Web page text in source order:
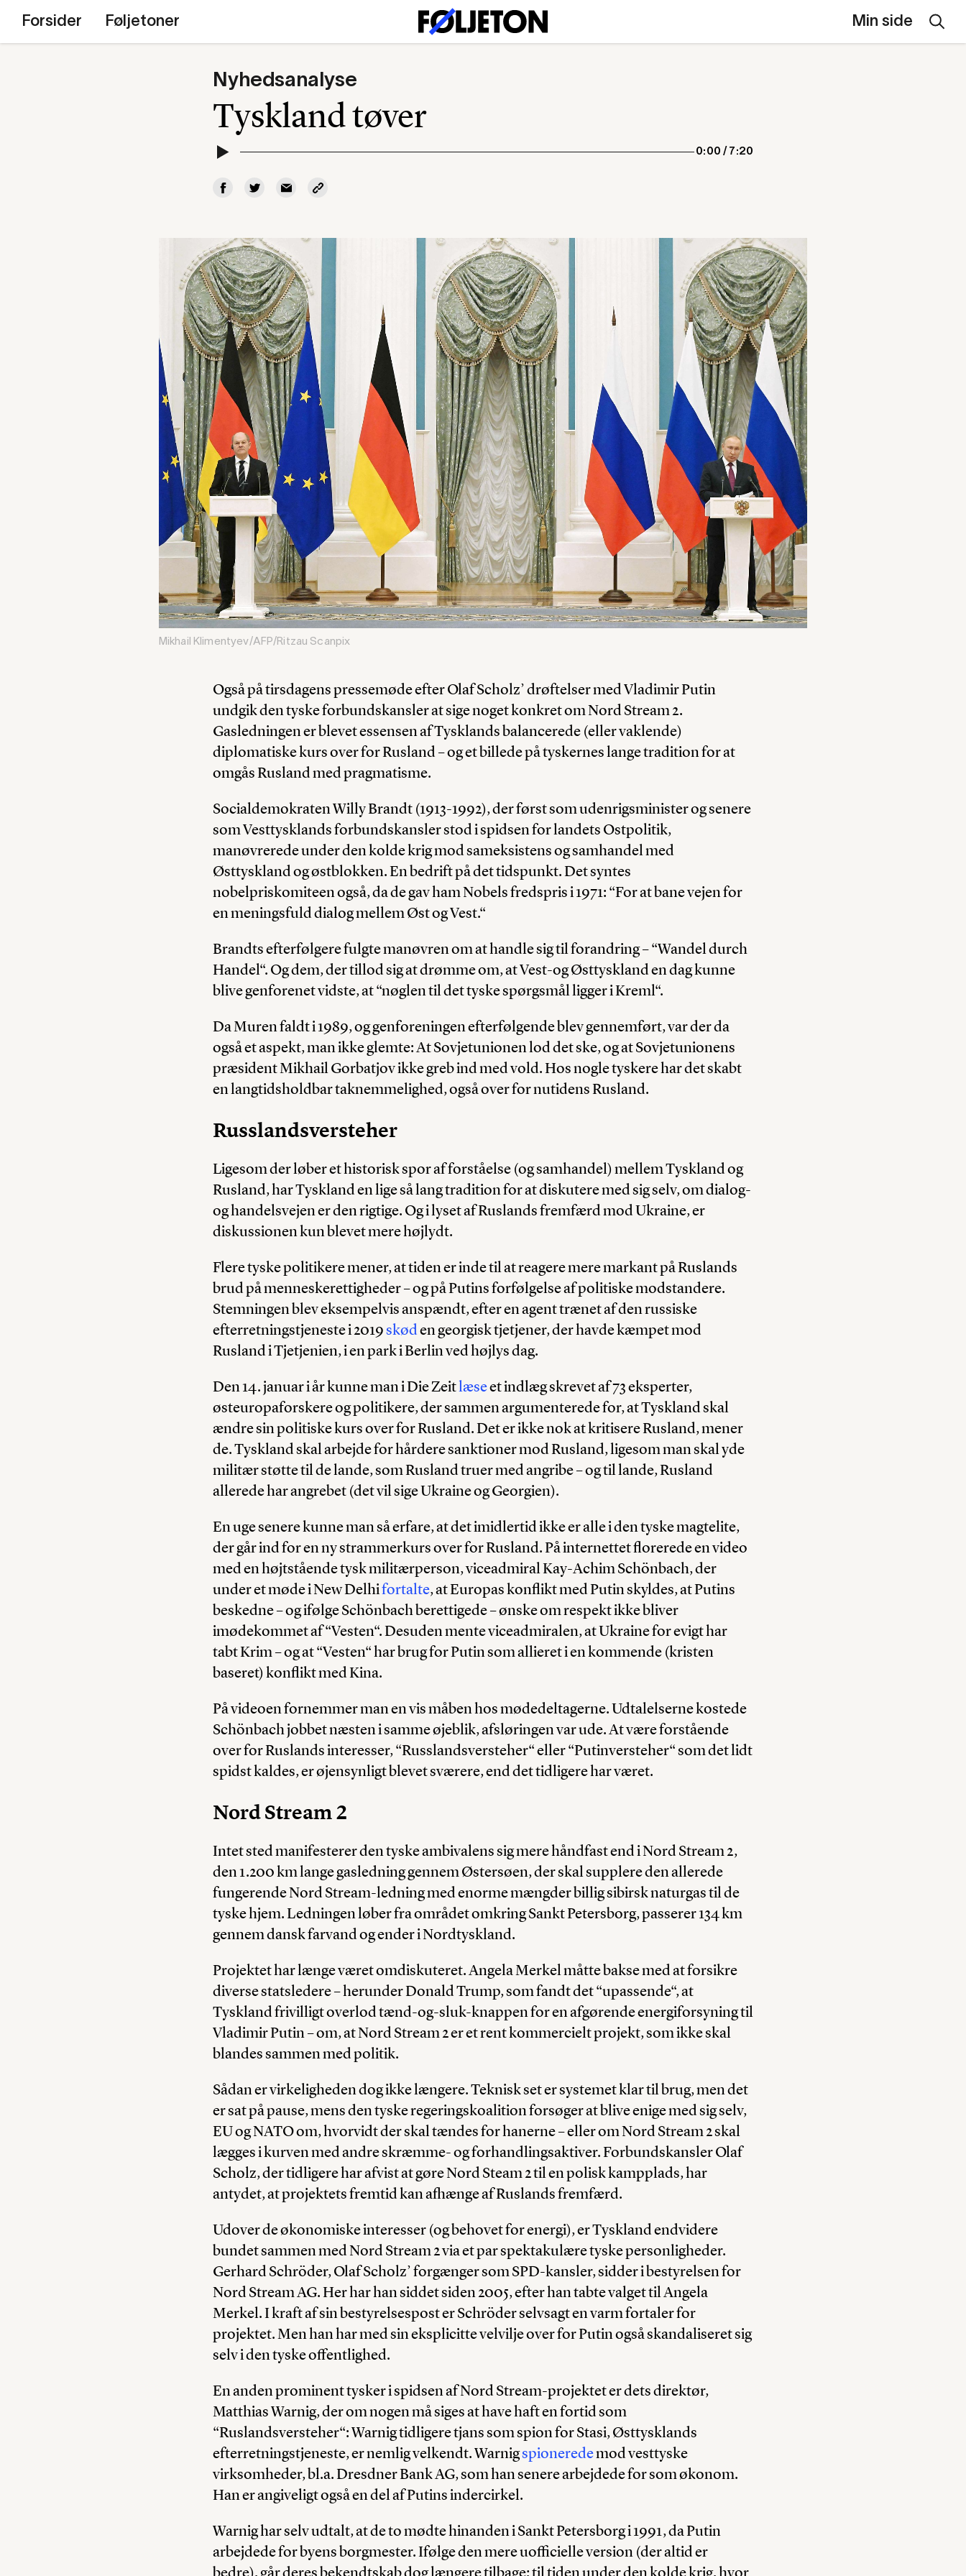
Forsider Føljetoner Min side
Nyhedsanalyse
Tyskland tøver
0:00 / 7:20
Mikhail Klimentyev/AFP/Ritzau Scanpix
Også på tirsdagens pressemøde efter Olaf Scholz’ drøftelser med Vladimir Putin
undgik den tyske forbundskansler at sige noget konkret om Nord Stream 2.
Gasledningen er blevet essensen af Tysklands balancerede (eller vaklende)
diplomatiske kurs over for Rusland – og et billede på tyskernes lange tradition for at
omgås Rusland med pragmatisme.
Socialdemokraten Willy Brandt (1913-1992), der først som udenrigsminister og senere
som Vesttysklands forbundskansler stod i spidsen for landets Ostpolitik,
manøvrerede under den kolde krig mod sameksistens og samhandel med
Østtyskland og østblokken. En bedrift på det tidspunkt. Det syntes
nobelpriskomiteen også, da de gav ham Nobels fredspris i 1971: “For at bane vejen for
en meningsfuld dialog mellem Øst og Vest.“
Brandts efterfølgere fulgte manøvren om at handle sig til forandring – “Wandel durch
Handel“. Og dem, der tillod sig at drømme om, at Vest-og Østtyskland en dag kunne
blive genforenet vidste, at “nøglen til det tyske spørgsmål ligger i Kreml“.
Da Muren faldt i 1989, og genforeningen efterfølgende blev gennemført, var der da
også et aspekt, man ikke glemte: At Sovjetunionen lod det ske, og at Sovjetunionens
præsident Mikhail Gorbatjov ikke greb ind med vold. Hos nogle tyskere har det skabt
en langtidsholdbar taknemmelighed, også over for nutidens Rusland.
Russlandsversteher
Ligesom der løber et historisk spor af forståelse (og samhandel) mellem Tyskland og
Rusland, har Tyskland en lige så lang tradition for at diskutere med sig selv, om dialog-
og handelsvejen er den rigtige. Og i lyset af Ruslands fremfærd mod Ukraine, er
diskussionen kun blevet mere højlydt.
Flere tyske politikere mener, at tiden er inde til at reagere mere markant på Ruslands
brud på menneskerettigheder – og på Putins forfølgelse af politiske modstandere.
Stemningen blev eksempelvis anspændt, efter en agent trænet af den russiske
efterretningstjeneste i 2019skøden georgisk tjetjener, der havde kæmpet mod
Rusland i Tjetjenien, i en park i Berlin ved højlys dag.
Den 14. januar i år kunne man i Die Zeitlæseet indlæg skrevet af 73 eksperter,
østeuropaforskere og politikere, der sammen argumenterede for, at Tyskland skal
ændre sin politiske kurs over for Rusland. Det er ikke nok at kritisere Rusland, mener
de. Tyskland skal arbejde for hårdere sanktioner mod Rusland, ligesom man skal yde
militær støtte til de lande, som Rusland truer med angribe – og til lande, Rusland
allerede har angrebet (det vil sige Ukraine og Georgien).
En uge senere kunne man så erfare, at det imidlertid ikke er alle i den tyske magtelite,
der går ind for en ny strammerkurs over for Rusland. På internettet florerede en video
med en højtstående tysk militærperson, viceadmiral Kay-Achim Schönbach, der
under et møde i New Delhifortalte, at Europas konflikt med Putin skyldes, at Putins
beskedne – og ifølge Schönbach berettigede – ønske om respekt ikke bliver
imødekommet af “Vesten“. Desuden mente viceadmiralen, at Ukraine for evigt har
tabt Krim – og at “Vesten“ har brug for Putin som allieret i en kommende (kristen
baseret) konflikt med Kina.
På videoen fornemmer man en vis måben hos mødedeltagerne. Udtalelserne kostede
Schönbach jobbet næsten i samme øjeblik, afsløringen var ude. At være forstående
over for Ruslands interesser, “Russlandsversteher“ eller “Putinversteher“ som det lidt
spidst kaldes, er øjensynligt blevet sværere, end det tidligere har været.
Nord Stream 2
Intet sted manifesterer den tyske ambivalens sig mere håndfast end i Nord Stream 2,
den 1.200 km lange gasledning gennem Østersøen, der skal supplere den allerede
fungerende Nord Stream-ledning med enorme mængder billig sibirsk naturgas til de
tyske hjem. Ledningen løber fra området omkring Sankt Petersborg, passerer 134 km
gennem dansk farvand og ender i Nordtyskland.
Projektet har længe været omdiskuteret. Angela Merkel måtte bakse med at forsikre
diverse statsledere – herunder Donald Trump, som fandt det “upassende“, at
Tyskland frivilligt overlod tænd-og-sluk-knappen for en afgørende energiforsyning til
Vladimir Putin – om, at Nord Stream 2 er et rent kommercielt projekt, som ikke skal
blandes sammen med politik.
Sådan er virkeligheden dog ikke længere. Teknisk set er systemet klar til brug, men det
er sat på pause, mens den tyske regeringskoalition forsøger at blive enige med sig selv,
EU og NATO om, hvorvidt der skal tændes for hanerne – eller om Nord Stream 2 skal
lægges i kurven med andre skræmme- og forhandlingsaktiver. Forbundskansler Olaf
Scholz, der tidligere har afvist at gøre Nord Steam 2 til en polisk kampplads, har
antydet, at projektets fremtid kan afhænge af Ruslands fremfærd.
Udover de økonomiske interesser (og behovet for energi), er Tyskland endvidere
bundet sammen med Nord Stream 2 via et par spektakulære tyske personligheder.
Gerhard Schröder, Olaf Scholz’ forgænger som SPD-kansler, sidder i bestyrelsen for
Nord Stream AG. Her har han siddet siden 2005, efter han tabte valget til Angela
Merkel. I kraft af sin bestyrelsespost er Schröder selvsagt en varm fortaler for
projektet. Men han har med sin eksplicitte velvilje over for Putin også skandaliseret sig
selv i den tyske offentlighed.
En anden prominent tysker i spidsen af Nord Stream-projektet er dets direktør,
Matthias Warnig, der om nogen må siges at have haft en fortid som
“Ruslandsversteher“: Warnig tidligere tjans som spion for Stasi, Østtysklands
efterretningstjeneste, er nemlig velkendt. Warnigspioneredemod vesttyske
virksomheder, bl.a. Dresdner Bank AG, som han senere arbejdede for som økonom.
Han er angiveligt også en del af Putins indercirkel.
Warnig har selv udtalt, at de to mødte hinanden i Sankt Petersborg i 1991, da Putin
arbejdede for byens borgmester. Ifølge den mere uofficielle version (der altid er
bedre), går deres bekendtskab dog længere tilbage; til tiden under den kolde krig, hvor